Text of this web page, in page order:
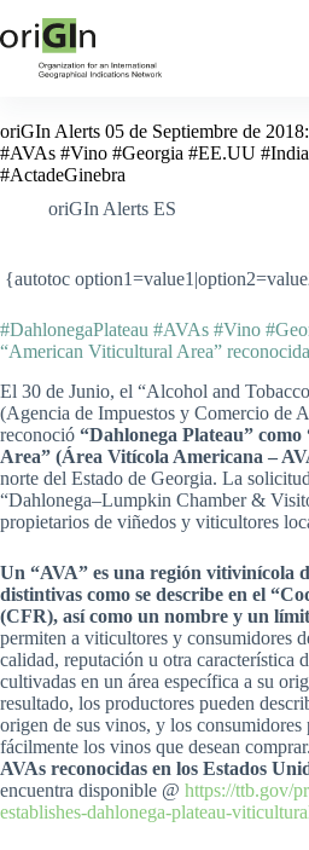
oriGIn Alerts 05 de Septiembre de
#AVAs #Vino #Georgia #EE.UU
#ActadeGinebra
oriGIn Alerts ES
{autotoc
#DahlonegaPlateau #AVAs #Vino
“American Viticultural Area”
El 30 de Junio, el “Alcohol and
(Agencia de Impuestos y Comercio de
reconoció “Dahlonega Plateau”
Area” (Área Vitícola Americana –
norte del Estado de Georgia. La
“Dahlonega–Lumpkin Chamber &
propietarios de viñedos y viticultores
Un “AVA” es una región vitivinícola
distintivas como se describe en el
(CFR), así como un nombre y un
permiten a viticultores y consumidores
calidad, reputación u otra característica
cultivadas en un área específica a su
resultado, los productores pueden
origen de sus vinos, y los
fácilmente los vinos que desean comprar.
AVAs reconocidas en los Estados
encuentra disponible @ https://ttb.gov/
establishes-dahlonega-plateau-